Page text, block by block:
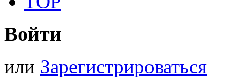
Войти
или Зарегистрироваться